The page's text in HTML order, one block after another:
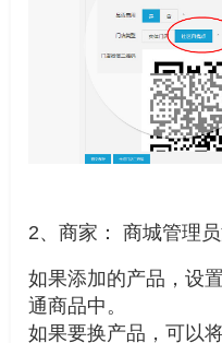
2、商家： 商城管理
如果添加的产品，设
通商品中。
如果要换产品，可以